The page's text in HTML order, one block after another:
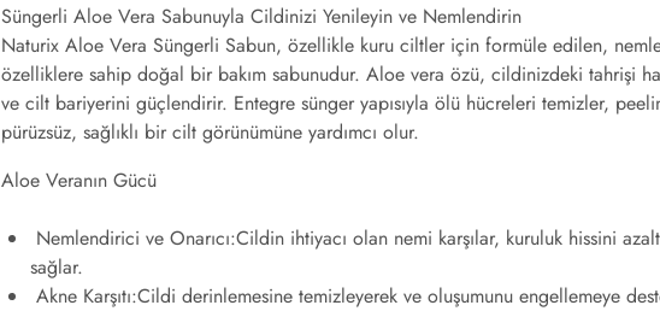
Süngerli Aloe Vera Sabunuyla Cildinizi Yenileyin ve Nemlendirin
Naturix Aloe Vera Süngerli Sabun, özellikle kuru ciltler için formüle edilen,
özelliklere sahip doğal bir bakım sabunudur. Aloe vera özü, cildinizdeki tahrişi
ve cilt bariyerini güçlendirir. Entegre sünger yapısıyla ölü hücreleri temizler,
pürüzsüz, sağlıklı bir cilt görünümüne yardımcı olur.
Aloe Veranın Gücü
Nemlendirici ve Onarıcı:Cildin ihtiyacı olan nemi karşılar, kuruluk hissini
sağlar.
Akne Karşıtı:Cildi derinlemesine temizleyerek ve oluşumunu engellemeye